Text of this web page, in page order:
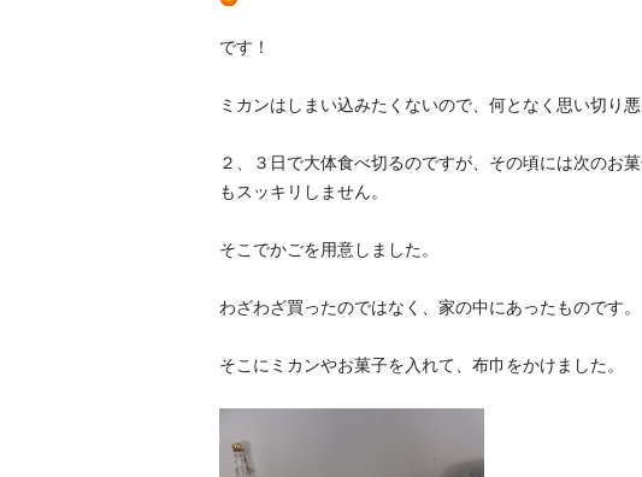
です！
ミカンはしまい込みたくないので、何となく思い切り
２、３日で大体食べ切るのですが、その頃には次のお
もスッキリしません。
そこでかごを用意しました。
わざわざ買ったのではなく、家の中にあったものです。
そこにミカンやお菓子を入れて、布巾をかけました。